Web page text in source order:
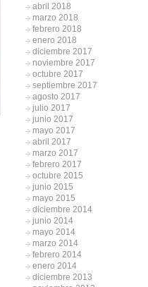
abril 2018
marzo 2018
febrero 2018
enero 2018
diciembre 2017
noviembre 2017
octubre 2017
septiembre 2017
agosto 2017
julio 2017
junio 2017
mayo 2017
abril 2017
marzo 2017
febrero 2017
octubre 2015
junio 2015
mayo 2015
diciembre 2014
junio 2014
mayo 2014
marzo 2014
febrero 2014
enero 2014
diciembre 2013